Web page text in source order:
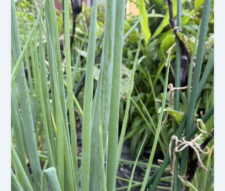
シ
ダ
マ
シ
と
の
戦
い…
そ
れ
で
も
実
を
付
け